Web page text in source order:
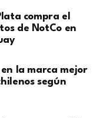
compra el
de NotCo en
la marca mejor
según